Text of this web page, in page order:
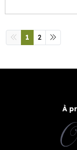
1 2
À